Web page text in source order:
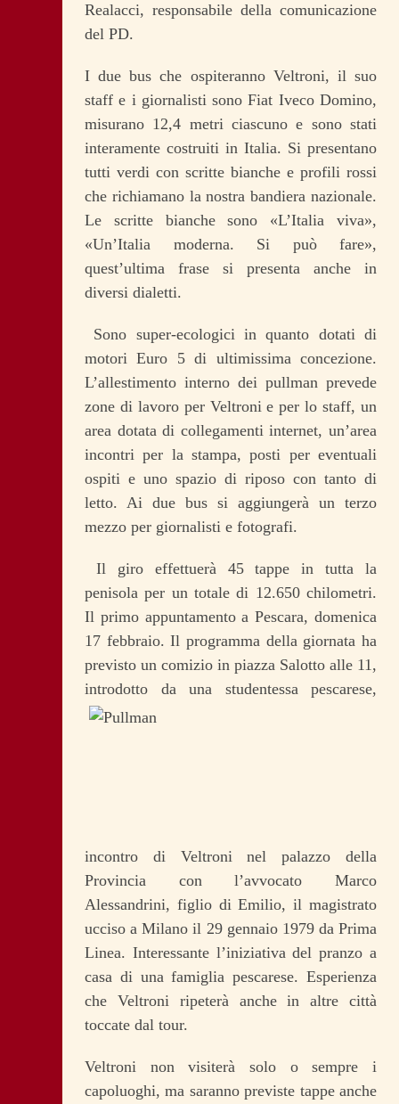
Realacci, responsabile della comunicazione
del PD.
I due bus che ospiteranno Veltroni, il suo
staff e i giornalisti sono Fiat Iveco Domino,
misurano 12,4 metri ciascuno e sono stati
interamente costruiti in Italia. Si presentano
tutti verdi con scritte bianche e profili rossi
che richiamano la nostra bandiera nazionale.
Le scritte bianche sono «L’Italia viva»,
«Un’Italia moderna. Si può fare»,
quest’ultima frase si presenta anche in
diversi dialetti.
Sono super-ecologici in quanto dotati di
motori Euro 5 di ultimissima concezione.
L’allestimento interno dei pullman prevede
zone di lavoro per Veltroni e per lo staff, un
area dotata di collegamenti internet, un’area
incontri per la stampa, posti per eventuali
ospiti e uno spazio di riposo con tanto di
letto. Ai due bus si aggiungerà un terzo
mezzo per giornalisti e fotografi.
Il giro effettuerà 45 tappe in tutta la
penisola per un totale di 12.650 chilometri.
Il primo appuntamento a Pescara, domenica
17 febbraio. Il programma della giornata ha
previsto un comizio in piazza Salotto alle 11,
introdotto da una studentessa pescarese,
incontro di Veltroni nel palazzo della
Provincia con l’avvocato Marco
Alessandrini, figlio di Emilio, il magistrato
ucciso a Milano il 29 gennaio 1979 da Prima
Linea. Interessante l’iniziativa del pranzo a
casa di una famiglia pescarese. Esperienza
che Veltroni ripeterà anche in altre città
toccate dal tour.
Veltroni non visiterà solo o sempre i
capoluoghi, ma saranno previste tappe anche